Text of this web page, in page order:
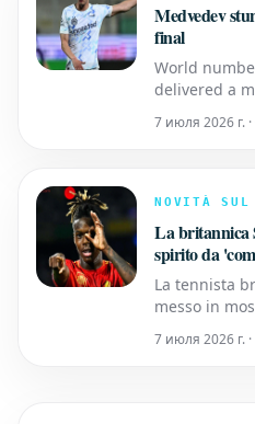
Medvedev
final
World
delivered a
defeating
secure his
Alcaraz's
7 июля 2026 г.
NOVITÀ SUL
La britannica
spirito da
Madison
La tennista
messo in
da
7 июля 2026 г.